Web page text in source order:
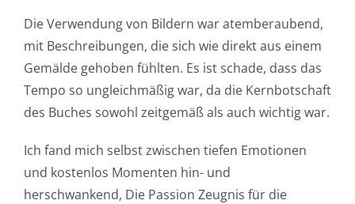
Die Verwendung von Bildern war atemberaubend,
mit Beschreibungen, die sich wie direkt aus einem
Gemälde gehoben fühlten. Es ist schade, dass das
Tempo so ungleichmäßig war, da die Kernbotschaft
des Buches sowohl zeitgemäß als auch wichtig war.
Ich fand mich selbst zwischen tiefen Emotionen
und kostenlos Momenten hin- und
herschwankend, Die Passion Zeugnis für die
Slots
The
incorporation
technology
into